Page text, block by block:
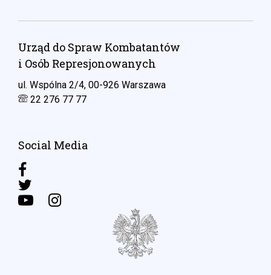
Urząd do Spraw Kombatantów
i Osób Represjonowanych
ul. Wspólna 2/4, 00-926 Warszawa
22 276 77 77
Social Media